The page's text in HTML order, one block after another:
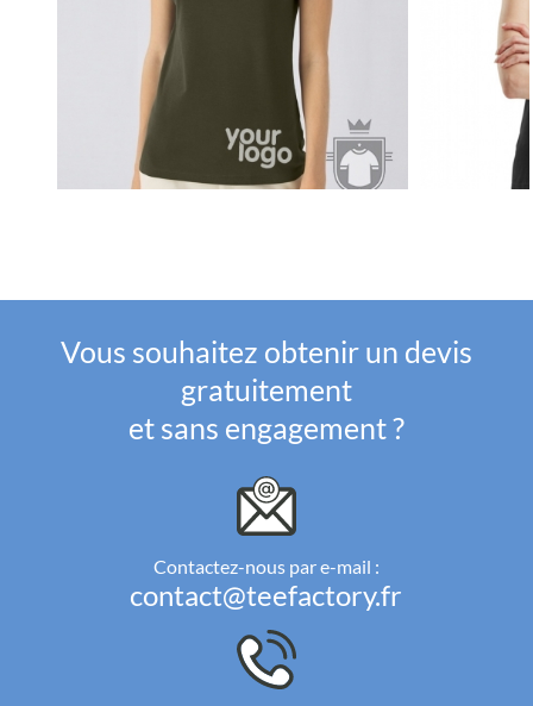
Vous souhaitez obtenir un devis
gratuitement
et sans engagement ?
Contactez-nous par e-mail :
contact@teefactory.fr